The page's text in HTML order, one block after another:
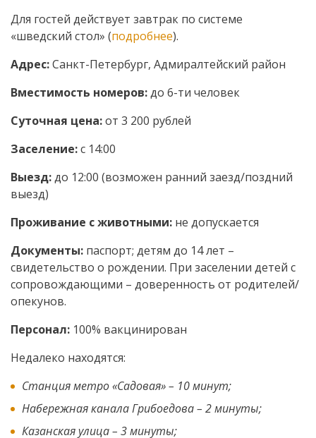
Для гостей действует завтрак по системе
«шведский стол» (подробнее).
Адрес:Санкт-Петербург, Адмиралтейский район
Вместимость номеров:до 6-ти человек
Суточная цена:от 3 200 рублей
Заселение:с 14:00
Выезд:до 12:00 (возможен ранний заезд/поздний
выезд)
Проживание с животными: не допускается
Документы: паспорт; детям до 14 лет –
свидетельство о рождении. При заселении детей с
сопровождающими – доверенность от родителей/
опекунов.
Персонал: 100% вакцинирован
Недалеко находятся:
Станция метро «Садовая» – 10 минут;
Набережная канала Грибоедова – 2 минуты;
Казанская улица – 3 минуты;